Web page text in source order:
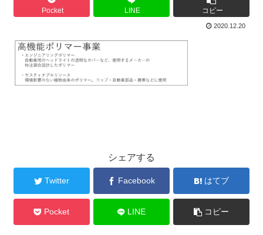
Pocket LINE コピー
2020.12.20
シェアする
Twitter Facebook はてブ
Pocket LINE コピー